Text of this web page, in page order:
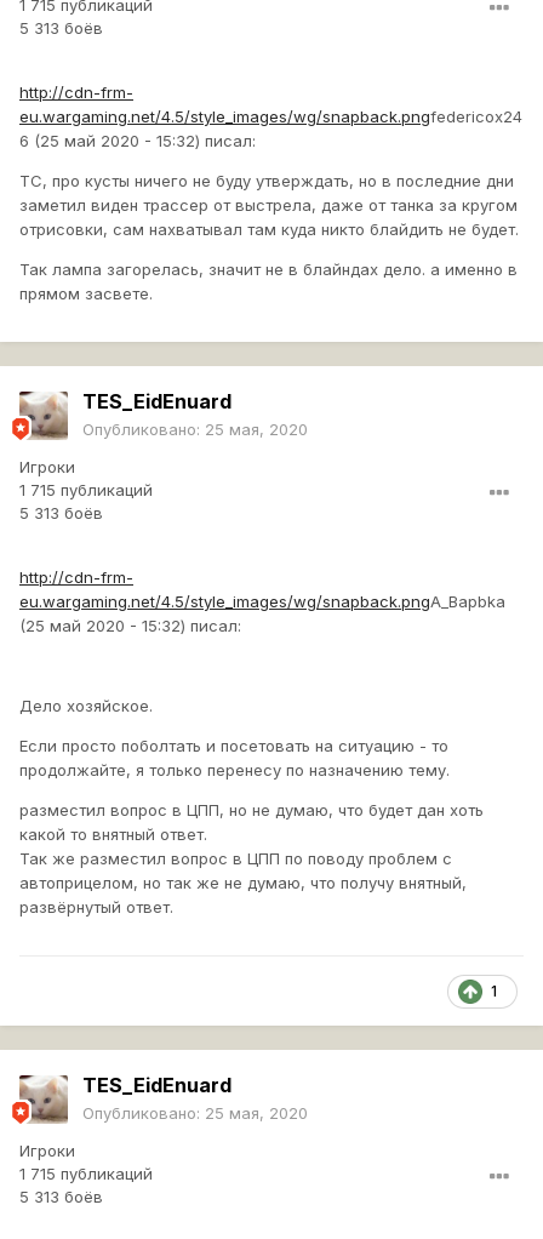
1 715 публикаций
5 313 боёв
http://cdn-frm-
eu.wargaming.net/4.5/style_images/wg/snapback.pngfedericox24
6 (25 май 2020 - 15:32) писал:
ТС, про кусты ничего не буду утверждать, но в последние дни
заметил виден трассер от выстрела, даже от танка за кругом
отрисовки, сам нахватывал там куда никто блайдить не будет.
Так лампа загорелась, значит не в блайндах дело. а именно в
прямом засвете.
TES_EidEnuard
Опубликовано: 25 мая, 2020
Игроки
1 715 публикаций
5 313 боёв
http://cdn-frm-
eu.wargaming.net/4.5/style_images/wg/snapback.pngA_Bapbka
(25 май 2020 - 15:32) писал:
Дело хозяйское.
Если просто поболтать и посетовать на ситуацию - то
продолжайте, я только перенесу по назначению тему.
разместил вопрос в ЦПП, но не думаю, что будет дан хоть
какой то внятный ответ.
Так же разместил вопрос в ЦПП по поводу проблем с
автоприцелом, но так же не думаю, что получу внятный,
развёрнутый ответ.
1
TES_EidEnuard
Опубликовано: 25 мая, 2020
Игроки
1 715 публикаций
5 313 боёв